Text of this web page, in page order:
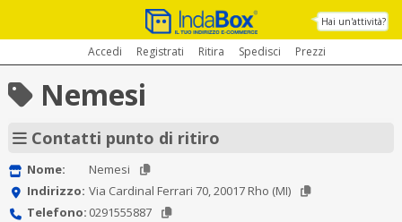
Hai un'attività?
Accedi Registrati Ritira Spedisci Prezzi
Nemesi
Contatti punto di ritiro
Nome:
Nemesi
Indirizzo: Via Cardinal Ferrari 70, 20017 Rho (MI)
Telefono: 0291555887